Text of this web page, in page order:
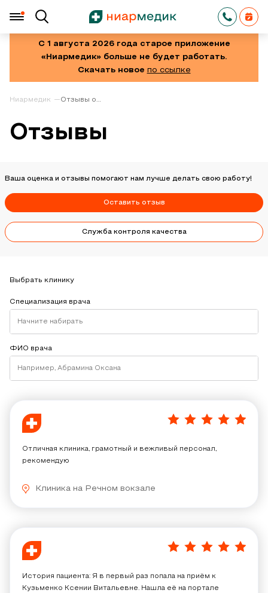
С 1 августа 2026 года старое приложение
«Ниармедик» больше не будет работать.
Скачать новое по ссылке
Ниармедик
Отзывы о
Отзывы
Ваша оценка и отзывы помогают нам лучше делать свою работу!
Оставить отзыв
Служба контроля качества
Выбрать клинику
Специализация врача
Акушер-гинеколог
Акушер-гинеколог
Анестезиолог-реаниматолог
Врач функциональной диагностики
ФИО врача
5/5
Отличная клиника, грамотный и вежливый персонал,
рекомендую
Клиника на Речном вокзале
5/5
История пациента: Я в первый раз попала на приём к
Кузьменко Ксении Витальевне. Нашла её на портале